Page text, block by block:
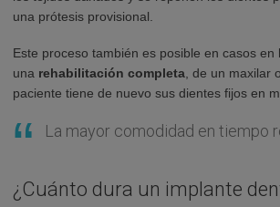
una prótesis provisional.
Este proceso también es posible en casos en
una rehabilitación completa , de un maxilar
paciente tiene de nuevo sus dientes fijos en
La mayor comodidad en tiempo
¿Cuánto dura un implante